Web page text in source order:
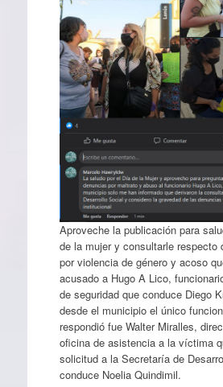
Aproveche la publicación para
de la mujer y consultarle respecto
por violencia de género y acoso
acusado a Hugo A Lico,
de seguridad que conduce Diego
desde el municipio el único
respondió fue Walter Miralles,
oficina de asistencia a la víctima
solicitud a la Secretaría de
conduce Noelia Quindimil.